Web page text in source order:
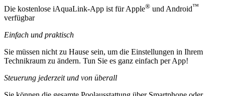
Die kostenlose iAquaLink-App ist für Apple® und Android™
verfügbar
Einfach und praktisch
Sie müssen nicht zu Hause sein, um die Einstellungen in Ihrem
Technikraum zu ändern. Tun Sie es ganz einfach per App!
Steuerung jederzeit und von überall